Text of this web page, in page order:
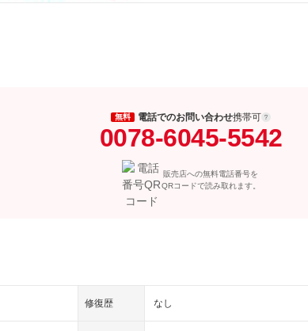
無料 電話でのお問い合わせ携帯可
0078-6045-5542
販売店への無料電話番号を
QRコードで読み取れます。
修復歴 なし